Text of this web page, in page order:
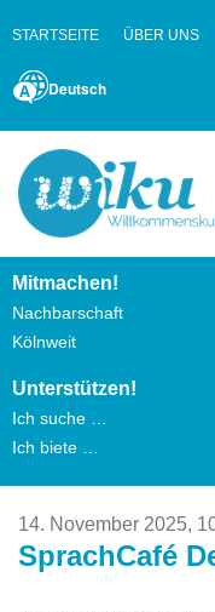
STARTSEITE ÜBER UNS
Deutsch
Mitmachen!
Nachbarschaft
Kölnweit
Unterstützen!
Ich suche …
Ich biete …
14. November 2025,
SprachCafé